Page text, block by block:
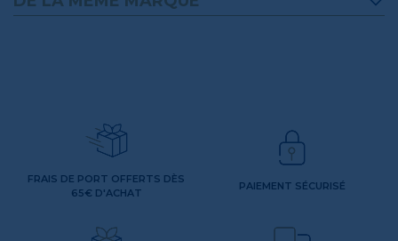
FRAIS DE PORT OFFERTS DÈS
65€ D'ACHAT
PAIEMENT SÉCURISÉ